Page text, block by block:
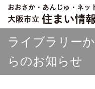
ライブラリーか
らのお知らせ